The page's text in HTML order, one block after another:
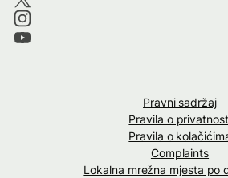
Pravni sadržaj
Pravila o
Pravila o
Complaints
Lokalna mrežna mjesta po